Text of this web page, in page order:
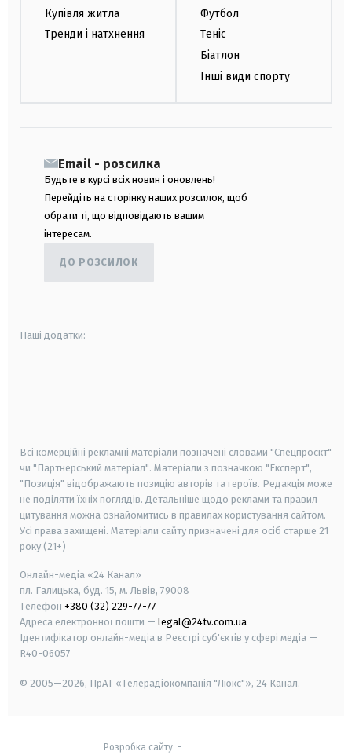
Купівля житла
Тренди і натхнення
Футбол
Теніс
Біатлон
Інші види спорту
Email - розсилка
Будьте в курсі всіх новин і оновлень!
Перейдіть на сторінку наших розсилок, щоб
обрати ті, що відповідають вашим
інтересам.
ДО РОЗСИЛОК
Наші додатки:
Всі комерційні рекламні матеріали позначені словами "Спецпроєкт"
чи "Партнерський матеріал". Матеріали з позначкою "Експерт",
"Позиція" відображають позицію авторів та героїв. Редакція може
не поділяти їхніх поглядів. Детальніше щодо реклами та правил
цитування можна ознайомитись в правилах користування сайтом.
Усі права захищені. Матеріали сайту призначені для осіб старше 21
року (21+)
Онлайн-медіа «24 Канал»
пл. Галицька, буд. 15, м. Львів, 79008
Телефон +380 (32) 229-77-77
Адреса електронної пошти — legal@24tv.com.ua
Ідентифікатор онлайн-медіа в Реєстрі суб'єктів у сфері медіа —
R40-06057
© 2005—2026, ПрАТ «Телерадіокомпанія "Люкс"», 24 Канал.
Розробка сайту-